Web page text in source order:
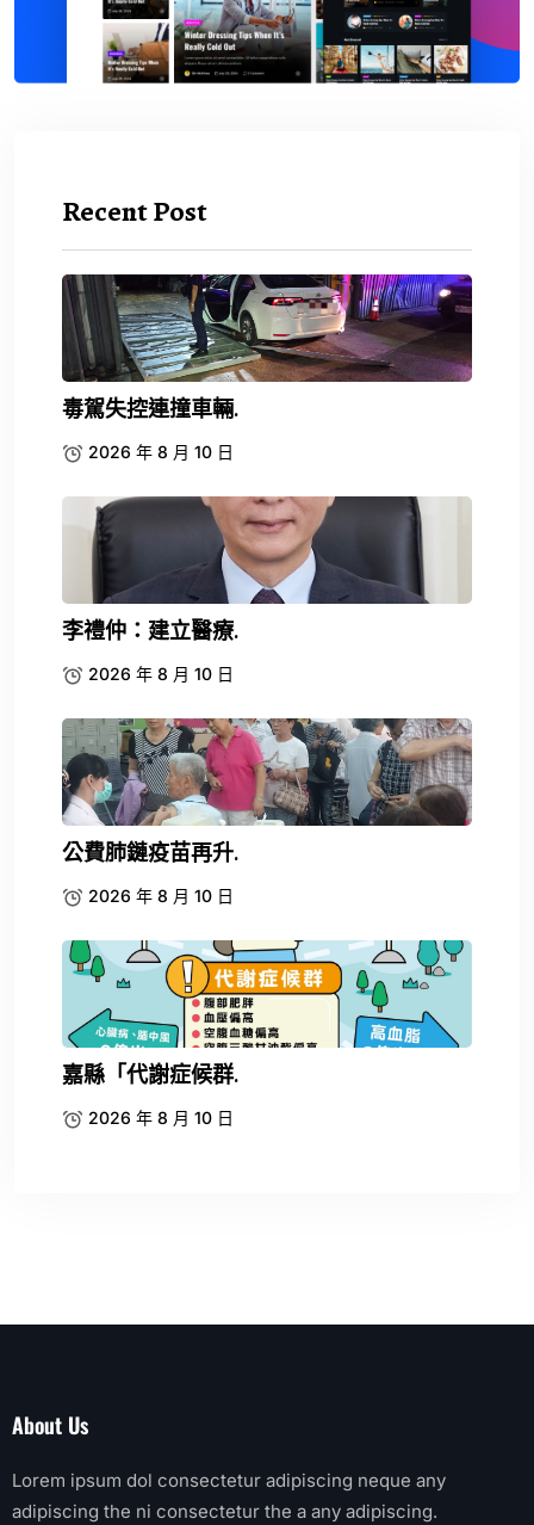
Recent Post
毒駕失控連撞車輛.
2026 年 8 月 10 日
李禮仲：建立醫療.
2026 年 8 月 10 日
公費肺鏈疫苗再升.
2026 年 8 月 10 日
嘉縣「代謝症候群.
2026 年 8 月 10 日
About Us
Lorem ipsum dol consectetur adipiscing neque any
adipiscing the ni consectetur the a any adipiscing.